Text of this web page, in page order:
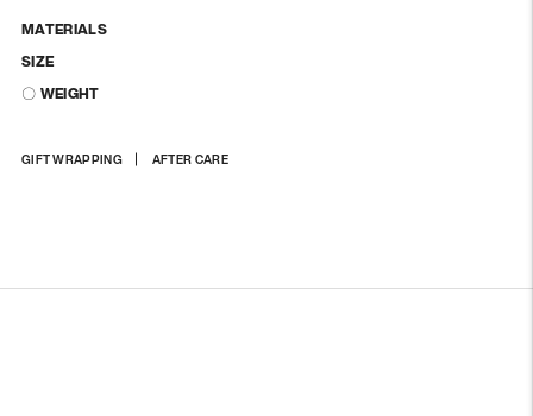
MATERIALS
SIZE
〇 WEIGHT
GIFT WRAPPING AFTER CARE
상